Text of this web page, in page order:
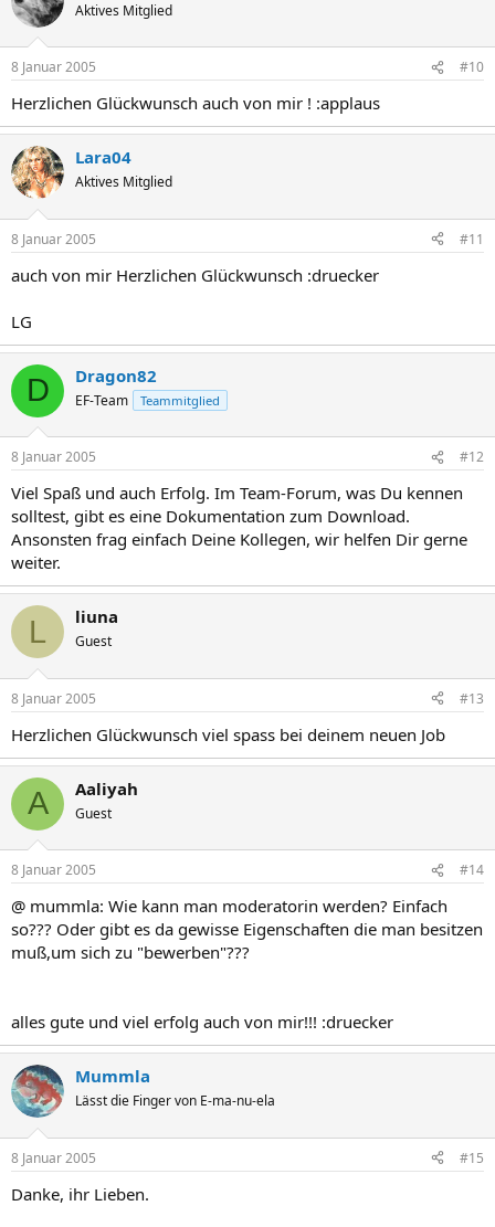
Aktives Mitglied
8 Januar 2005 #10
Herzlichen Glückwunsch auch von mir ! :applaus
Lara04
Aktives Mitglied
8 Januar 2005 #11
auch von mir Herzlichen Glückwunsch :druecker
LG
D Dragon82
EF-Team Teammitglied
8 Januar 2005 #12
Viel Spaß und auch Erfolg. Im Team-Forum, was Du kennen
solltest, gibt es eine Dokumentation zum Download.
Ansonsten frag einfach Deine Kollegen, wir helfen Dir gerne
weiter.
L liuna
Guest
8 Januar 2005 #13
Herzlichen Glückwunsch viel spass bei deinem neuen Job
A Aaliyah
Guest
8 Januar 2005 #14
@ mummla: Wie kann man moderatorin werden? Einfach
so??? Oder gibt es da gewisse Eigenschaften die man besitzen
muß,um sich zu "bewerben"???
alles gute und viel erfolg auch von mir!!! :druecker
Mummla
Lässt die Finger von E-ma-nu-ela
8 Januar 2005 #15
Danke, ihr Lieben.